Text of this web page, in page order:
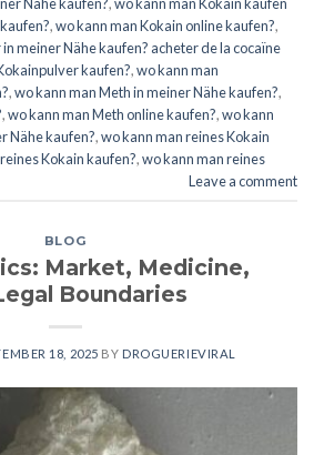
,wo kann man Kokain online kaufen?,
meiner Nähe kaufen? acheter de la cocaïne
kaufen?,wo kann man
,wo kann man Meth in meiner Nähe kaufen?,
,wo kann man Meth online kaufen?,wo kann
Nähe kaufen?,wo kann man reines Kokain
Kokain kaufen?,wo kann man reines
Leave a comment
BLOG
Market, Medicine,
Boundaries
18, 2025 BY DROGUERIEVIRAL